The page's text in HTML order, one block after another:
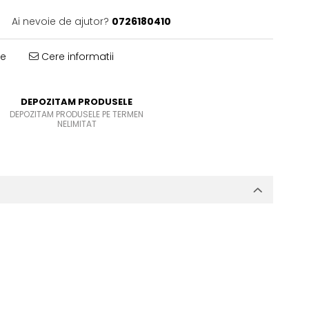
Ai nevoie de ajutor? 0726180410
Cere informatii
DEPOZITAM PRODUSELE
DEPOZITAM PRODUSELE PE TERMEN
NELIMITAT